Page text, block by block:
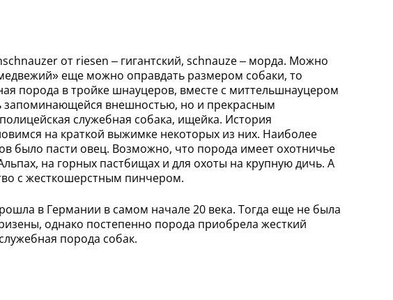
от riesen – гигантский, schnauze – морда. Можно
еще можно оправдать размером собаки, то
порода в тройке шнауцеров, вместе с миттельшнауцером
внешностью, но и прекрасным
служебная собака, ищейка. История
на краткой выжимке некоторых из них. Наиболее
было пасти овец. Возможно, что порода имеет охотничье
на горных пастбищах и для охоты на крупную дичь. А
с жесткошерстным пинчером.
в Германии в самом начале 20 века. Тогда еще не была
однако постепенно порода приобрела жесткий
порода собак.